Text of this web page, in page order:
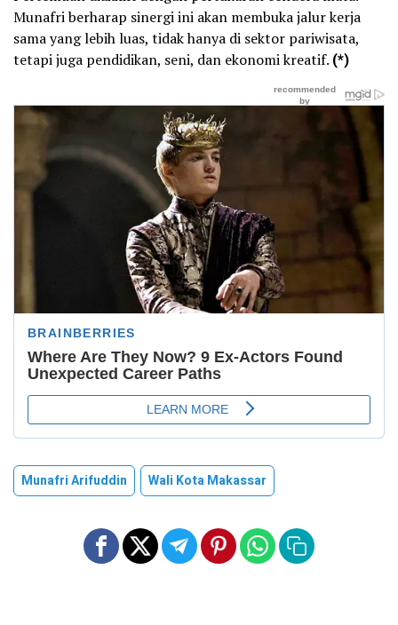
Munafri berharap sinergi ini akan membuka jalur kerja
sama yang lebih luas, tidak hanya di sektor pariwisata,
tetapi juga pendidikan, seni, dan ekonomi kreatif. (*)
Munafri Arifuddin Wali Kota Makassar